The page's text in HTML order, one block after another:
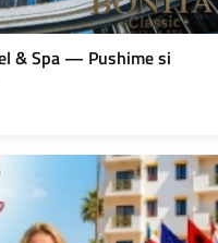
& Spa — Pushime si